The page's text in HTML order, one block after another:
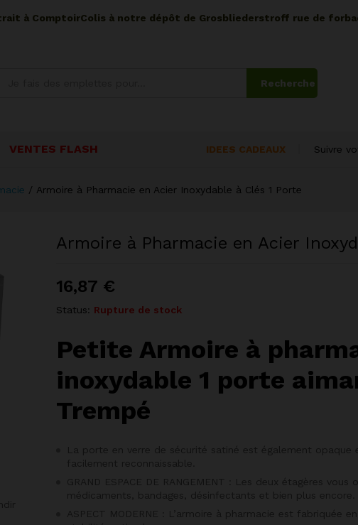
à ComptoirColis à notre dépôt de Grosbliederstroff rue de
Recherche
VENTES FLASH IDEES CADEAUX Suivre
/ Armoire à Pharmacie en Acier Inoxydable à Clés 1 Porte
Armoire à Pharmacie en Acier
16,87 €
Status: Rupture de stock
Petite Armoire à
inoxydable 1 porte
Trempé